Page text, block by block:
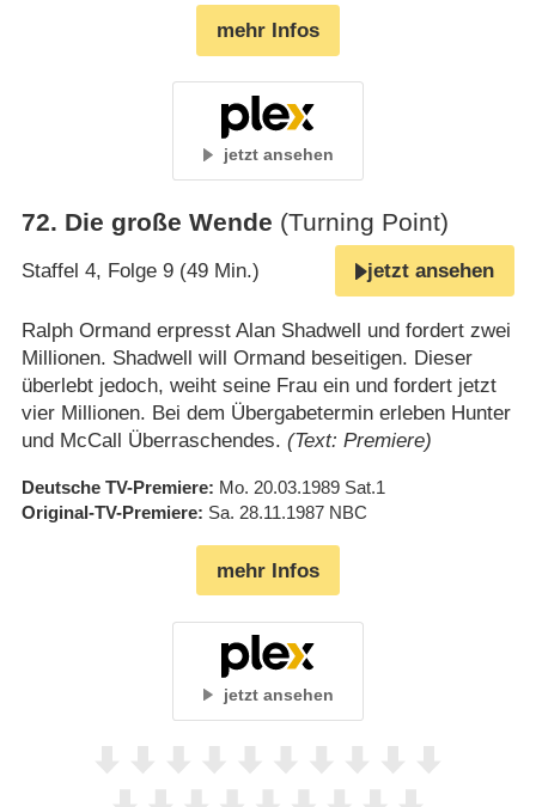
mehr Infos
jetzt ansehen
72. Die große Wende (Turning Point)
Staffel 4, Folge 9 (49 Min.) jetzt ansehen
Ralph Ormand erpresst Alan Shadwell und fordert zwei
Millionen. Shadwell will Ormand beseitigen. Dieser
überlebt jedoch, weiht seine Frau ein und fordert jetzt
vier Millionen. Bei dem Übergabetermin erleben Hunter
und McCall Überraschendes. (Text: Premiere)
Deutsche TV-Premiere Mo. 20.03.1989 Sat.1
Original-TV-Premiere Sa. 28.11.1987 NBC
mehr Infos
jetzt ansehen